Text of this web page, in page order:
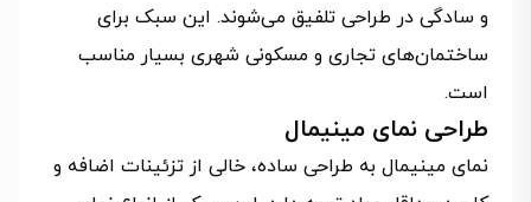
و سادگی در طراحی تلفیق می‌شوند. این سبک برای
ساختمان‌های تجاری و مسکونی شهری بسیار مناسب
است.
طراحی نمای مینیمال
نمای مینیمال به طراحی ساده، خالی از تزئینات اضافه و